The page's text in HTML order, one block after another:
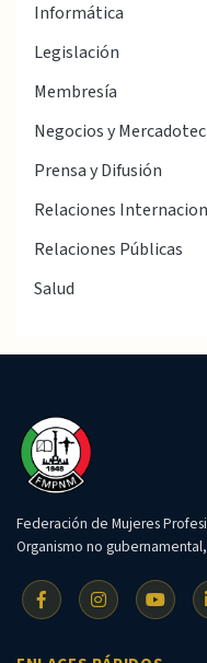
Informática
Legislación
Membresía
Negocios y
Prensa y Difusión
Relaciones
Relaciones Públicas
Salud
Federación de Mujeres
Organismo no